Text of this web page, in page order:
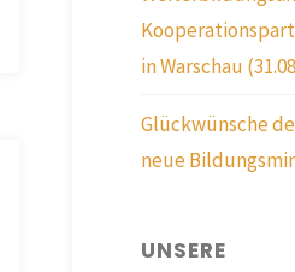
in Warschau
Glückwünsche
neue
UNSERE